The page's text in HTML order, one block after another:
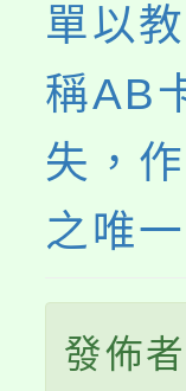
單以
稱AB
失，
之唯
發佈